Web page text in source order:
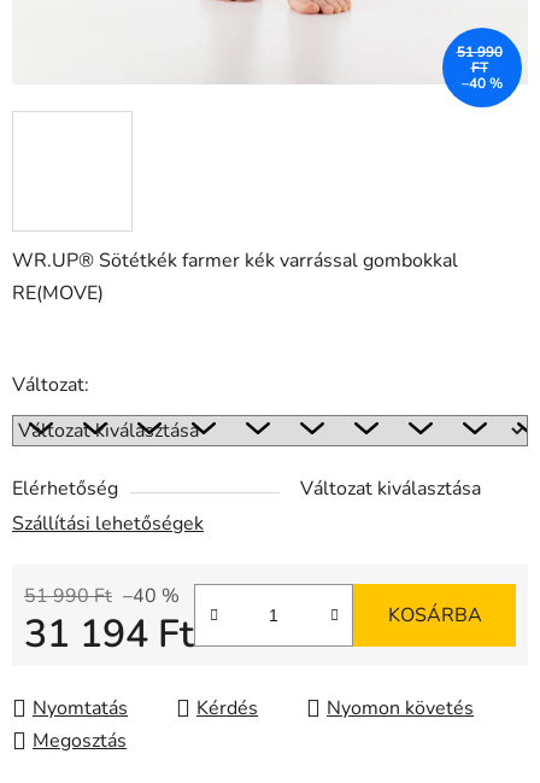
WR.UP® Sötétkék farmer kék varrással gombokkal
RE(MOVE)
Változat:
Elérhetőség
Változat kiválasztása
Szállítási lehetőségek
51 990 Ft –40 %
31 194 Ft KOSÁRBA
Nyomtatás Kérdés
Nyomon követés
Megosztás
51 990
FT
–40 %